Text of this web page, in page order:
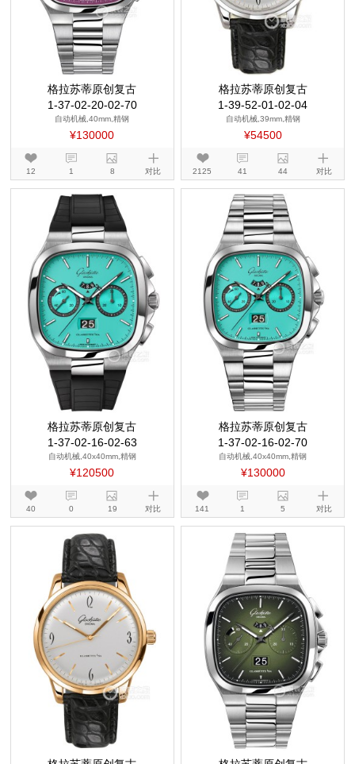
格拉苏蒂原创复古
1-37-02-20-02-70
自动机械,40mm,精钢
¥130000
12 1 8 对比
格拉苏蒂原创复古
1-39-52-01-02-04
自动机械,39mm,精钢
¥54500
2125 41 44 对比
格拉苏蒂原创复古
1-37-02-16-02-63
自动机械,40x40mm,精钢
¥120500
40 0 19 对比
格拉苏蒂原创复古
1-37-02-16-02-70
自动机械,40x40mm,精钢
¥130000
141 1 5 对比